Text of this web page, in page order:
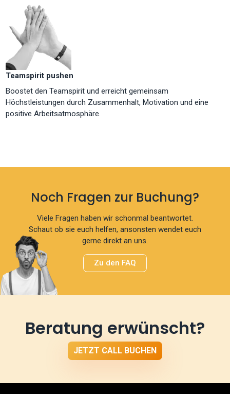
Teamspirit pushen
Boostet den Teamspirit und erreicht gemeinsam
Höchstleistungen durch Zusammenhalt, Motivation und eine
positive Arbeitsatmosphäre.
Noch Fragen zur Buchung?
Viele Fragen haben wir schonmal beantwortet.
Schaut ob sie euch helfen, ansonsten wendet euch
gerne direkt an uns.
Zu den FAQ
Beratung erwünscht?
JETZT CALL BUCHEN